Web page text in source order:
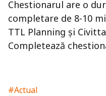
Chestionarul are o
completare de 8-10
TTL Planning și
Completează
#Actual